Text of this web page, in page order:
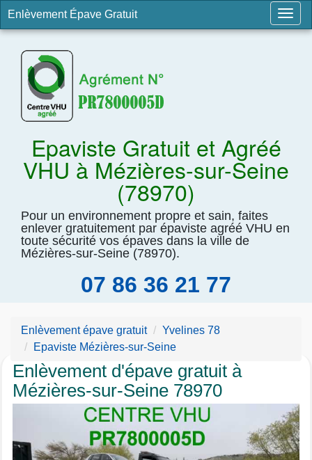
Enlèvement Épave Gratuit
Epaviste Gratuit et Agréé
VHU à Mézières-sur-Seine
(78970)
Pour un environnement propre et sain, faites
enlever gratuitement par épaviste agréé VHU en
toute sécurité vos épaves dans la ville de
Mézières-sur-Seine (78970).
07 86 36 21 77
Enlèvement épave gratuit
Yvelines 78
Epaviste Mézières-sur-Seine
Enlèvement d'épave gratuit à
Mézières-sur-Seine 78970